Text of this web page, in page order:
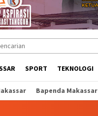
SPORT TEKNOLOGI
Bapenda Makassar